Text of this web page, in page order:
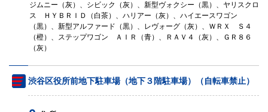
ジムニー（灰）、シビック（灰）、新型ヴォクシー（黒）、ヤリスクロ
ス ＨＹＢＲＩＤ（白茶）、ハリアー（灰）、ハイエースワゴン
（黒）、新型アルファード（黒）、レヴォーグ（灰）、ＷＲＸ Ｓ４
（橙）、ステップワゴン ＡＩＲ（青）、ＲＡＶ４（灰）、ＧＲ８６
（灰）
渋谷区役所前地下駐車場（地下３階駐車場）（自転車禁止）